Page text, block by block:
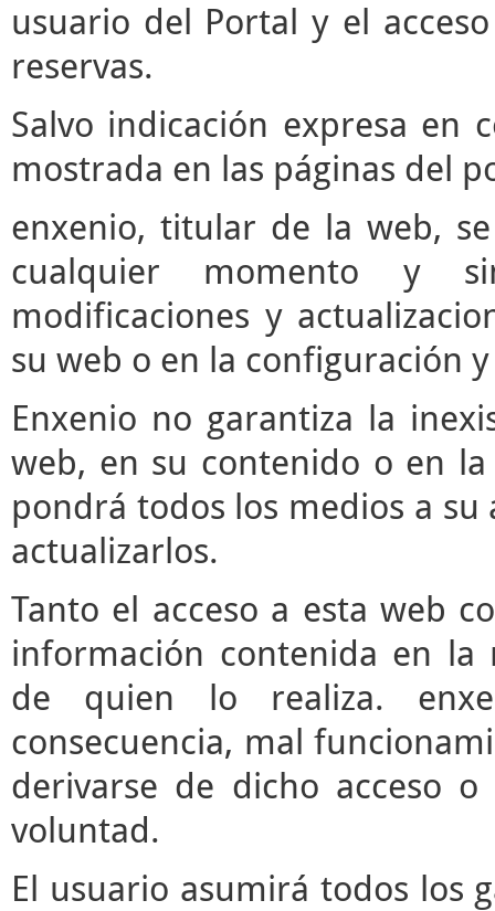
usuario del Portal y el
reservas.
Salvo indicación expresa en
mostrada en las páginas del
enxenio, titular de la web,
cualquier momento y
modificaciones y
su web o en la configuración
Enxenio no garantiza la
web, en su contenido o en
pondrá todos los medios a
actualizarlos.
Tanto el acceso a esta web
información contenida en la
de quien lo realiza.
consecuencia, mal
derivarse de dicho acceso
voluntad.
El usuario asumirá todos los